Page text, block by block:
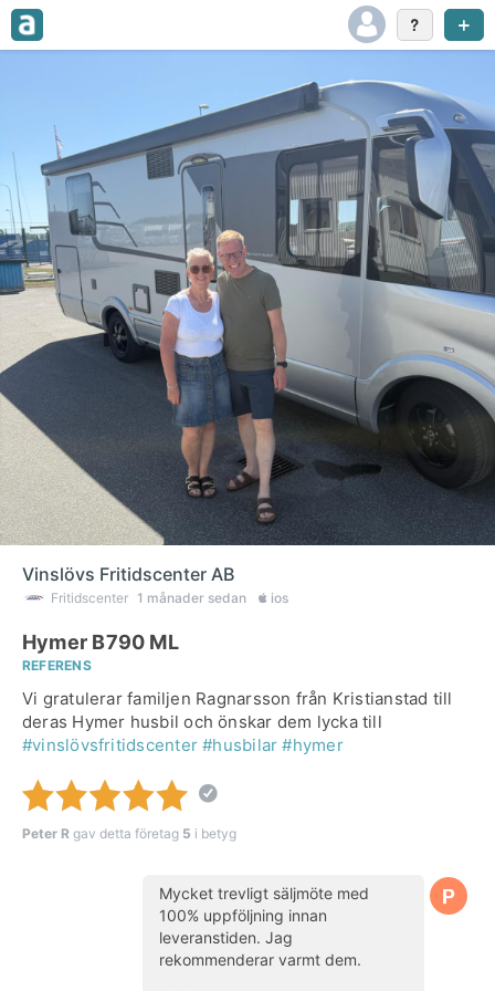
Vinslövs Fritidscenter AB
Fritidscenter 1 månader sedan ios
Hymer B790 ML
REFERENS
Vi gratulerar familjen Ragnarsson från Kristianstad till
deras Hymer husbil och önskar dem lycka till
#vinslövsfritidscenter #husbilar #hymer
Peter R gav detta företag 5 i betyg
Mycket trevligt säljmöte med
100% uppföljning innan
leveranstiden. Jag
rekommenderar varmt dem.